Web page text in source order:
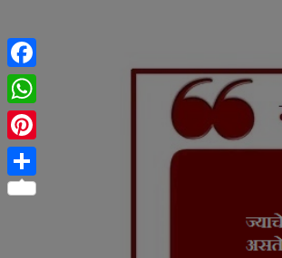
Facebook
WhatsApp
Pinterest
Share